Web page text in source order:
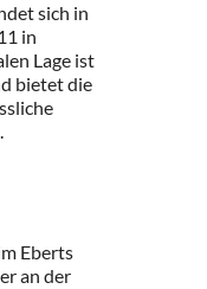
sich in
in
Lage ist
bietet die
Eberts
an der